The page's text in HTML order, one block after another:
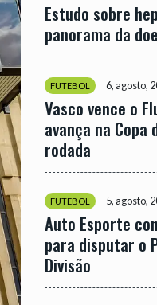
Estudo sobre
panorama da
FUTEBOL 6, agosto,
Vasco vence o
avança na Copa
rodada
FUTEBOL 5, agosto,
Auto Esporte
para disputar o
Divisão